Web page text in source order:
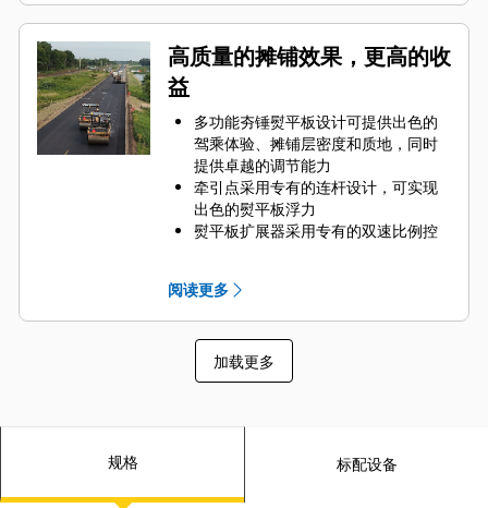
Cat® Grade Control 选件集成在牵引
机和熨平板显示屏中，有助于提高操
作员效率
高质量的摊铺效果，更高的收
益
多功能夯锤熨平板设计可提供出色的
驾乘体验、摊铺层密度和质地，同时
提供卓越的调节能力
牵引点采用专有的连杆设计，可实现
出色的熨平板浮力
熨平板扩展器采用专有的双速比例控
控制选件
阅读更多
加载更多
规格 标配设备